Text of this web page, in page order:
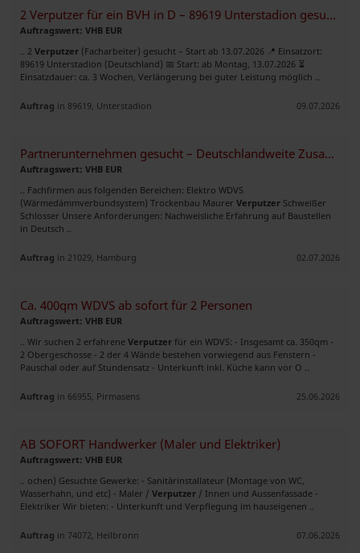
2 Verputzer für ein BVH in D – 89619 Unterstadion gesucht.
Auftragswert: VHB EUR
.. 2 Verputzer (Facharbeiter) gesucht – Start ab 13.07.2026 📍 Einsatzort:
89619 Unterstadion (Deutschland) 📅 Start: ab Montag, 13.07.2026 ⏳
Einsatzdauer: ca. 3 Wochen, Verlängerung bei guter Leistung möglich ..
Auftrag in 89619, Unterstadion 09.07.2026
Partnerunternehmen gesucht – Deutschlandweite Zusammenarbeit
Auftragswert: VHB EUR
.. Fachfirmen aus folgenden Bereichen: Elektro WDVS
(Wärmedämmverbundsystem) Trockenbau Maurer Verputzer Schweißer
Schlosser Unsere Anforderungen: Nachweisliche Erfahrung auf Baustellen
in Deutsch ..
Auftrag in 21029, Hamburg 02.07.2026
Ca. 400qm WDVS ab sofort für 2 Personen
Auftragswert: VHB EUR
.. Wir suchen 2 erfahrene Verputzer für ein WDVS: - Insgesamt ca. 350qm -
2 Obergeschosse - 2 der 4 Wände bestehen vorwiegend aus Fenstern -
Pauschal oder auf Stundensatz - Unterkunft inkl. Küche kann vor O ..
Auftrag in 66955, Pirmasens 25.06.2026
AB SOFORT Handwerker (Maler und Elektriker)
Auftragswert: VHB EUR
.. ochen) Gesuchte Gewerke: - Sanitärinstallateur (Montage von WC,
Wasserhahn, und etc) - Maler / Verputzer / Innen und Aussenfassade -
Elektriker Wir bieten: - Unterkunft und Verpflegung im hauseigenen ..
Auftrag in 74072, Heilbronn 07.06.2026